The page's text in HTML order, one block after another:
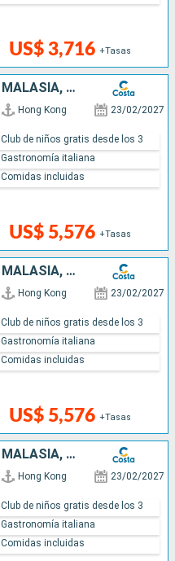
US$ 3,716 +Tasas
CHINA, VIETNAM, SINGAPUR, MALASIA, SRI LANKA, MALDIVAS, MAURICIO, SUDÁFRICA, NAMIBIA, CABO VERDE, CANARIAS, ESPAÑA
Hong Kong 23/02/2027
US$ 5,576 +Tasas
Club de niños gratis desde los 3
Gastronomía italiana
Comidas incluidas
CHINA, VIETNAM, SINGAPUR, MALASIA, SRI LANKA, MALDIVAS, MAURICIO, SUDÁFRICA, NAMIBIA, CABO VERDE, CANARIAS, ESPAÑA, FRANCIA
Hong Kong 23/02/2027
US$ 5,576 +Tasas
Club de niños gratis desde los 3
Gastronomía italiana
Comidas incluidas
CHINA, VIETNAM, SINGAPUR, MALASIA, SRI LANKA, MALDIVAS, MAURICIO, SUDÁFRICA, NAMIBIA, CABO VERDE, CANARIAS, ESPAÑA, FRANCIA, ITALIA
Hong Kong 23/02/2027
Club de niños gratis desde los 3
Gastronomía italiana
Comidas incluidas